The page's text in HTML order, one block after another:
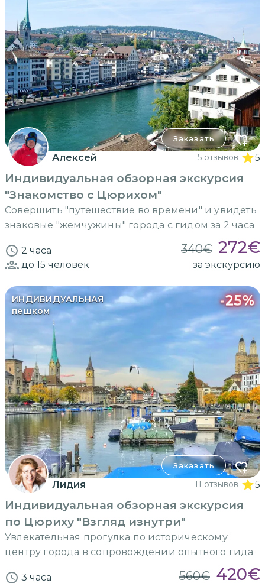
Заказать
Алексей 5 отзывов 5
Индивидуальная обзорная экскурсия
"Знакомство с Цюрихом"
Совершить "путешествие во времени" и увидеть
знаковые "жемчужины" города с гидом за 2 часа
2 часа 340€ 272€
до 15 человек за экскурсию
ИНДИВИДУАЛЬНАЯ
пешком
-25%
Заказать
Лидия 11 отзывов 5
Индивидуальная обзорная экскурсия
по Цюриху "Взгляд изнутри"
Увлекательная прогулка по историческому
центру города в сопровождении опытного гида
3 часа 560€ 420€